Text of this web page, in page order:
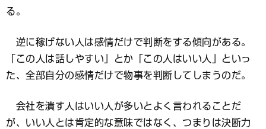
る。
逆に稼げない人は感情だけで判断をする傾向がある。
「この人は話しやすい」とか「この人はいい人」といっ
た、全部自分の感情だけで物事を判断してしまうのだ。
会社を潰す人はいい人が多いとよく言われることだ
が、いい人とは肯定的な意味ではなく、つまりは決断力